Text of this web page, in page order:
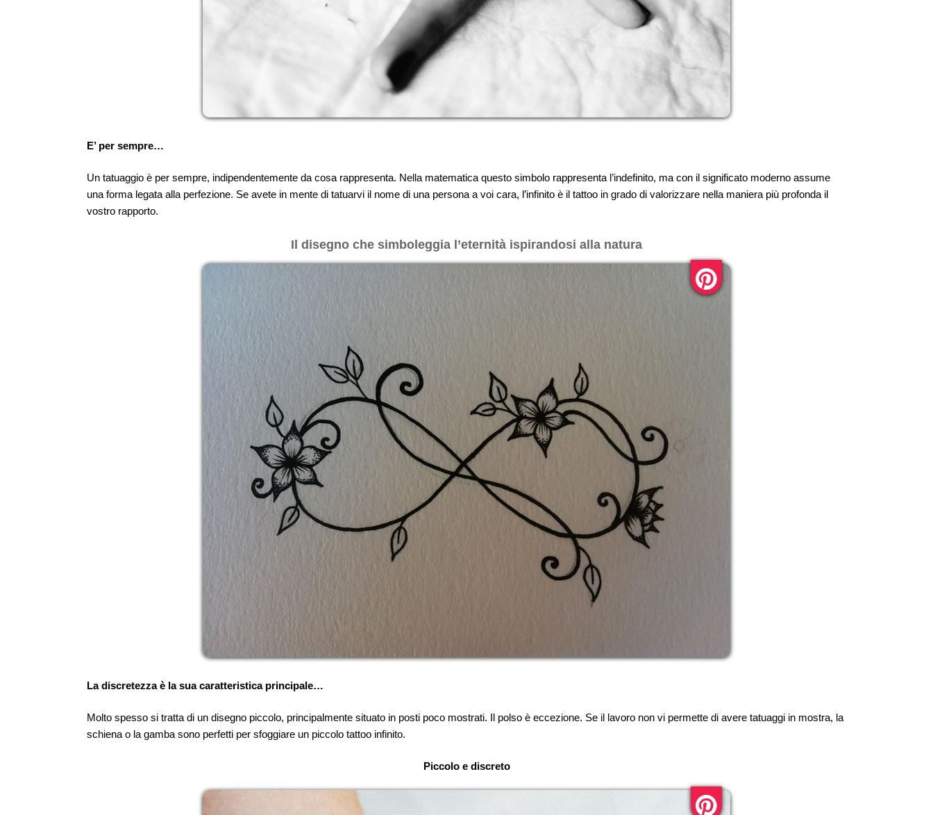
E’ per sempre…
Un tatuaggio è per sempre, indipendentemente da cosa rappresenta. Nella matematica questo simbolo rappresenta l’indefinito, ma con il significato moderno assume
una forma legata alla perfezione. Se avete in mente di tatuarvi il nome di una persona a voi cara, l’infinito è il tattoo in grado di valorizzare nella maniera più profonda il
vostro rapporto.
Il disegno che simboleggia l’eternità ispirandosi alla natura
La discretezza è la sua caratteristica principale…
Molto spesso si tratta di un disegno piccolo, principalmente situato in posti poco mostrati. Il polso è eccezione. Se il lavoro non vi permette di avere tatuaggi in mostra, la
schiena o la gamba sono perfetti per sfoggiare un piccolo tattoo infinito.
Piccolo e discreto